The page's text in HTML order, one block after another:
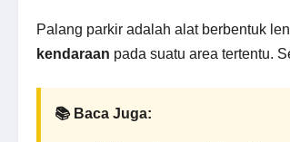
Palang parkir adalah alat berbentuk
kendaraan pada suatu area tertentu.
📚 Baca Juga: